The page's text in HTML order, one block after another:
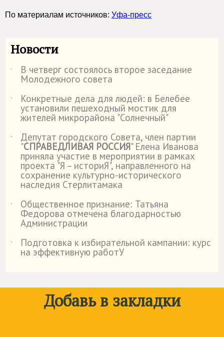
По материалам источников: Уфа-пресс
Новости
˙ В четверг состоялось второе заседание
Молодежного совета
˙
Конкретные дела для людей: в Белебее
установили пешеходный мостик для
жителей микрорайона "Солнечный"
˙
Депутат городского Совета, член партии
"СПРАВЕДЛИВАЯ РОССИЯ" Елена Иванова
приняла участие в мероприятии в рамках
проекта "Я – историЯ", направленного на
сохранение культурно-исторического
наследия Стерлитамака
˙
Общественное признание: Татьяна
Федорова отмечена благодарностью
Администрации
˙
Подготовка к избирательной кампании: курс
на эффективную работУ
Добавь в закладки